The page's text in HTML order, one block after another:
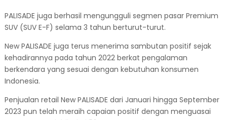
PALISADE juga berhasil mengungguli segmen pasar Premium
SUV (SUV E-F) selama 3 tahun berturut-turut.
New PALISADE juga terus menerima sambutan positif sejak
kehadirannya pada tahun 2022 berkat pengalaman
berkendara yang sesuai dengan kebutuhan konsumen
Indonesia.
Penjualan retail New PALISADE dari Januari hingga September
2023 pun telah meraih capaian positif dengan menguasai